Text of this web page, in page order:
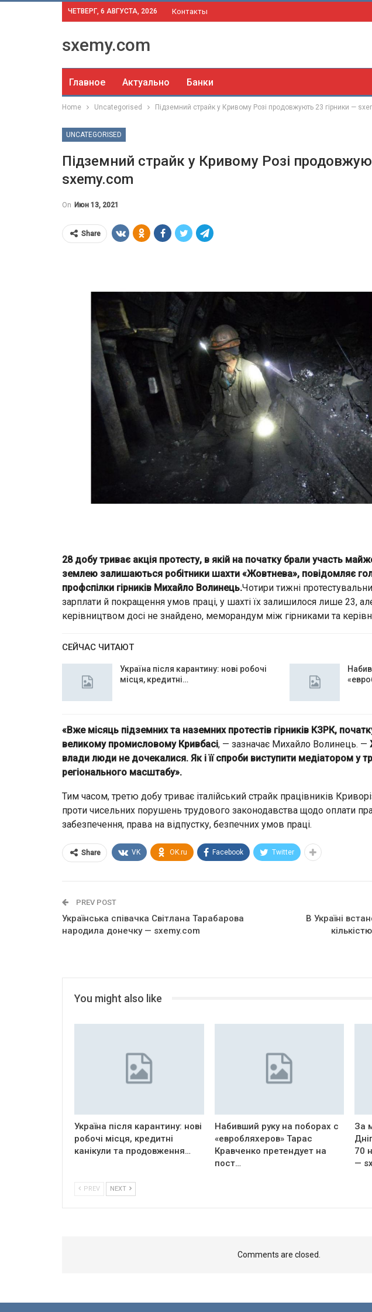
ЧЕТВЕРГ, 6 АВГУСТА, 2026 Контакты
sxemy.com
Главное Актуально Банки
Home Uncategorised Підземний страйк у Кривому Розі продовжують 23 гірники —
UNCATEGORISED
Підземний страйк у Кривому Розі
sxemy.com
On Июн 13, 2021
Share
28 добу триває акція протесту, в якій на початку брали участь
землею залишаються робітники шахти «Жовтнева», повідомляє
профспілки гірників Михайло Волинець.Чотири тижні
зарплати й покращення умов праці, у шахті їх залишилося лише 23,
керівництвом досі не знайдено, меморандум між гірниками та
СЕЙЧАС ЧИТАЮТ
Україна після карантину: нові робочі
місця, кредитні…
«Вже місяць підземних та наземних протестів гірників КЗРК,
великому промисловому Кривбасі, — зазначає Михайло Волинець. —
влади люди не дочекалися. Як і її спроби виступити медіатором у
регіонального масштабу».
Тим часом, третю добу триває італійський страйк працівників
проти чисельних порушень трудового законодавства щодо оплати
забезпечення, права на відпустку, безпечних умов праці.
Share VK OK.ru Facebook Twitter
PREV POST
Українська співачка Світлана Тарабарова
народила донечку — sxemy.com
В Україні
You might also like
Україна після карантину: нові
робочі місця, кредитні
канікули та продовження…
Набивший руку на поборах с
«евробляхеров» Тарас
Кравченко претендует на
пост…
За
70
—
PREV NEXT
Comments are closed.